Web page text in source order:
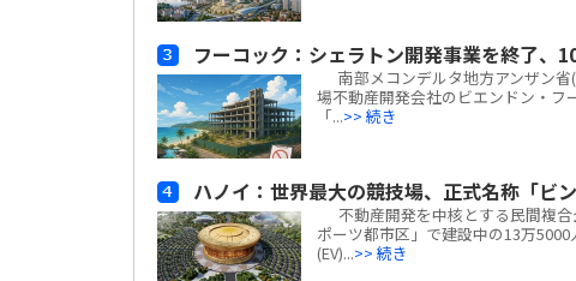
フーコック：シェラトン開発事業を終了、
南部メコンデルタ地方アンザン
場不動産開発会社のビエンドン・フ
「...>> 続き
ハノイ：世界最大の競技場、正式名称「
不動産開発を中核とする民間複
ポーツ都市区」で建設中の13万
(EV)...>> 続き